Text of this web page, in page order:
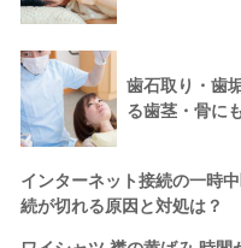
歯石取り・歯
る歯茎・骨に
インターネット接続の一時
続が切れる原因と対処は？